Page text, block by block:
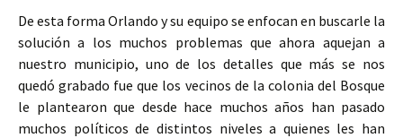
De esta forma Orlando y su equipo se enfocan en buscarle la
solución a los muchos problemas que ahora aquejan a
nuestro municipio, uno de los detalles que más se nos
quedó grabado fue que los vecinos de la colonia del Bosque
le plantearon que desde hace muchos años han pasado
muchos políticos de distintos niveles a quienes les han